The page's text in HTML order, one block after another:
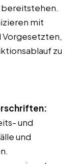
bereitstehen.
mit
Vorgesetzten,
zu
und
und